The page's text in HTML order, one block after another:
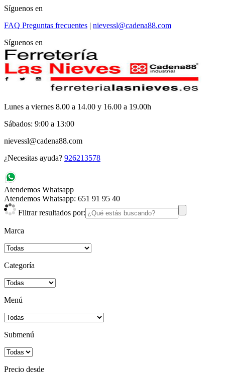
Síguenos en
FAQ Preguntas frecuentes | nievessl@cadena88.com
Síguenos en
Lunes a viernes 8.00 a 14.00 y 16.00 a 19.00h
Sábados: 9:00 a 13:00
nievessl@cadena88.com
¿Necesitas ayuda? 926213578
Atendemos Whatsapp
Atendemos Whatsapp: 651 91 95 40
Filtrar resultados por:
Marca
Categoría
Menú
Submenú
Precio desde